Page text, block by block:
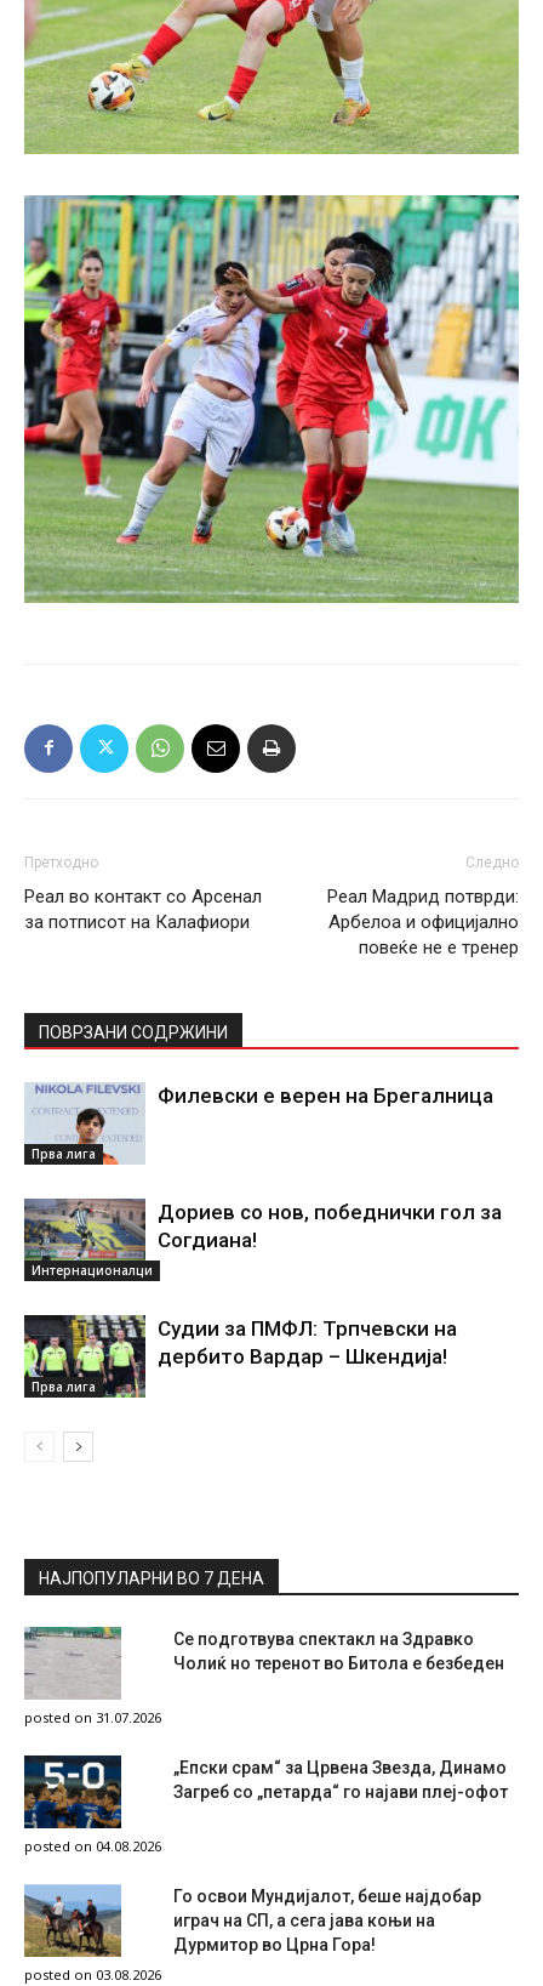
Претходно
Реал во контакт со Арсенал
за потписот на Калафиори
Следно
Реал Мадрид потврди:
Арбелоа и официјално
повеќе не е тренер
ПОВРЗАНИ СОДРЖИНИ
Прва лига
Филевски е верен на Брегалница
Интернационалци
Дориев со нов, победнички гол за
Согдиана!
Прва лига
Судии за ПМФЛ: Трпчевски на
дербито Вардар – Шкендија!
НАЈПОПУЛАРНИ ВО 7 ДЕНА
Се подготвува спектакл на Здравко
Чолиќ но теренот во Битола е безбеден
posted on 31.07.2026
„Епски срам“ за Црвена Звезда, Динамо
Загреб со „петарда“ го најави плеј-офот
posted on 04.08.2026
Го освои Мундијалот, беше најдобар
играч на СП, а сега јава коњи на
Дурмитор во Црна Гора!
posted on 03.08.2026